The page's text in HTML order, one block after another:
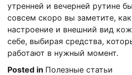
утренней и вечерней рутине
совсем скоро вы заметите,
настроение и внешний вид
себе, выбирая средства,
работают в нужный момент.
Posted in Полезные статьи